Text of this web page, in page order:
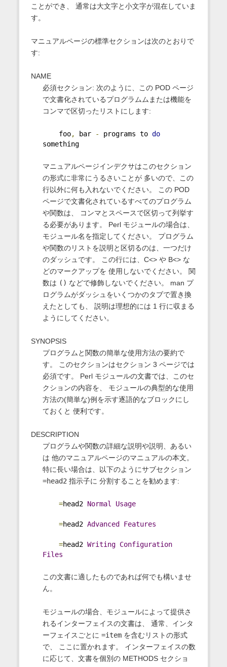
ことができ、 通常は大文字と小文字が混在していま
す。
マニュアルページの標準セクションは次のとおりで
す:
NAME
必須セクション: 次のように、この POD ページ
で文書化されているプログラムムまたは機能を
コンマで区切ったリストにします:
foo, bar - programs to do
something
マニュアルページインデクサはこのセクション
の形式に非常にうるさいことが 多いので、この
行以外に何も入れないでください。 この POD
ページで文書化されているすべてのプログラム
や関数は、 コンマとスペースで区切って列挙す
る必要があります。 Perl モジュールの場合は、
モジュール名を指定してください。 プログラム
や関数のリストを説明と区切るのは、一つだけ
のダッシュです。 この行には、C<> や B<> な
どのマークアップを 使用しないでください。 関
数は () などで修飾しないでください。 man プ
ログラムがダッシュをいくつかのタブで置き換
えたとしても、 説明は理想的には 1 行に収まる
ようにしてください。
SYNOPSIS
プログラムと関数の簡単な使用方法の要約で
す。 このセクションはセクション 3 ページでは
必須です。 Perl モジュールの文書では、このセ
クションの内容を、 モジュールの典型的な使用
方法の(簡単な)例を示す逐語的なブロックにし
ておくと 便利です。
DESCRIPTION
プログラムや関数の詳細な説明や説明、あるい
は 他のマニュアルページのマニュアルの本文。
特に長い場合は、以下のようにサブセクション
=head2 指示子に 分割することを勧めます:
=head2 Normal Usage
=head2 Advanced Features
=head2 Writing Configuration
Files
この文書に適したものであれば何でも構いませ
ん。
モジュールの場合、モジュールによって提供さ
れるインターフェイスの文書は、 通常、インタ
ーフェイスごとに =itemを含むリストの形式
で、 ここに置かれます。 インターフェイスの数
に応じて、文書を個別の METHODS セクショ